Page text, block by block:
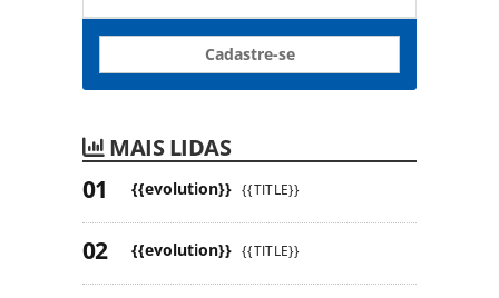
Cadastre-se
MAIS LIDAS
{{evolution}} {{TITLE}}
{{evolution}} {{TITLE}}